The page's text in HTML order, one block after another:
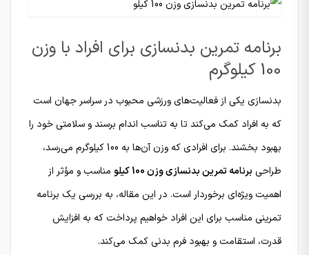
برنامه تمرین بدنسازی برای افراد با وزن
100 کیلوگرم
بدنسازی یکی از فعالیت‌های ورزشی محبوب در سراسر جهان است
که به افراد کمک می‌کند تا به تناسب اندام برسند و سلامتی خود را
بهبود بخشند. برای افرادی که وزن آن‌ها به 100 کیلوگرم می‌رسد،
طراحی برنامه تمرین بدنسازی وزن 100 کیلو
مناسب و مؤثر از
اهمیت ویژه‌ای برخوردار است. در این مقاله، به بررسی یک برنامه
تمرینی مناسب برای این افراد خواهیم پرداخت که به افزایش
قدرت، استقامت و بهبود فرم بدنی کمک می‌کند.